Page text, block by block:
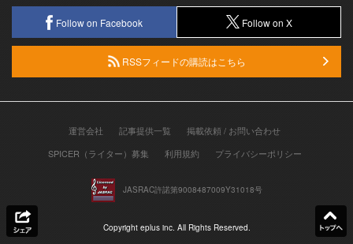
Follow on Facebook Follow on X
RSSフィードの購読はこちら
運営会社 記事提供一覧
掲載依頼 / お問い合わせ
SPICER（ライター）募集
利用規約 プライバシーポリシー
JASRAC許諾第9008487009Y31018号
Copyright eplus inc. All Rights Reserved.